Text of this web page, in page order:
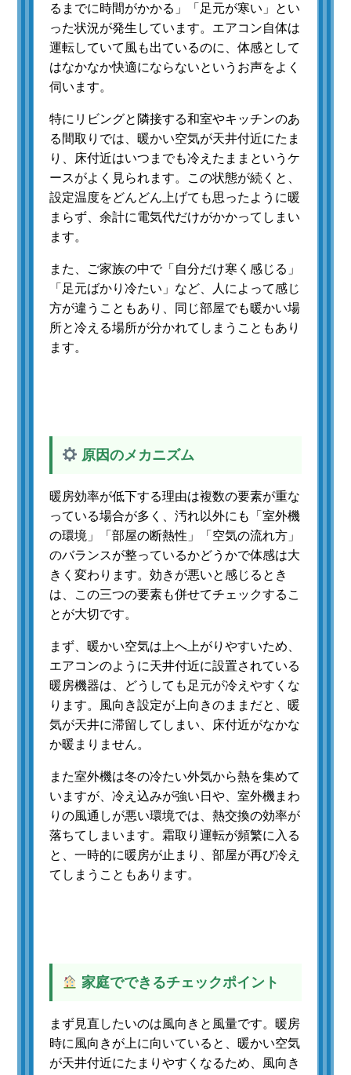
るまでに時間がかかる」「足元が寒い」とい
った状況が発生しています。エアコン自体は
運転していて風も出ているのに、体感として
はなかなか快適にならないというお声をよく
伺います。
特にリビングと隣接する和室やキッチンのあ
る間取りでは、暖かい空気が天井付近にたま
り、床付近はいつまでも冷えたままというケ
ースがよく見られます。この状態が続くと、
設定温度をどんどん上げても思ったように暖
まらず、余計に電気代だけがかかってしまい
ます。
また、ご家族の中で「自分だけ寒く感じる」
「足元ばかり冷たい」など、人によって感じ
方が違うこともあり、同じ部屋でも暖かい場
所と冷える場所が分かれてしまうこともあり
ます。
原因のメカニズム
暖房効率が低下する理由は複数の要素が重な
っている場合が多く、汚れ以外にも「室外機
の環境」「部屋の断熱性」「空気の流れ方」
のバランスが整っているかどうかで体感は大
きく変わります。効きが悪いと感じるとき
は、この三つの要素も併せてチェックするこ
とが大切です。
まず、暖かい空気は上へ上がりやすいため、
エアコンのように天井付近に設置されている
暖房機器は、どうしても足元が冷えやすくな
ります。風向き設定が上向きのままだと、暖
気が天井に滞留してしまい、床付近がなかな
か暖まりません。
また室外機は冬の冷たい外気から熱を集めて
いますが、冷え込みが強い日や、室外機まわ
りの風通しが悪い環境では、熱交換の効率が
落ちてしまいます。霜取り運転が頻繁に入る
と、一時的に暖房が止まり、部屋が再び冷え
てしまうこともあります。
家庭でできるチェックポイント
まず見直したいのは風向きと風量です。暖房
時に風向きが上に向いていると、暖かい空気
が天井付近にたまりやすくなるため、風向き